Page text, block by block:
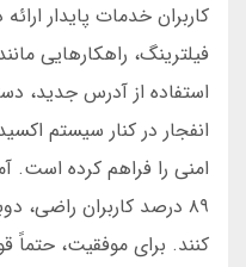
کاربران خدمات پایدار
فیلترینگ، راهکارهایی
استفاده از آدرس جدید،
۸۹ درصد کاربران راضی،
کنند. برای موفقیت، حتماً